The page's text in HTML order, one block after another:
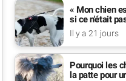
« Mon chien
si ce n'était
Il y a 21 jours
Pourquoi les
la patte pour